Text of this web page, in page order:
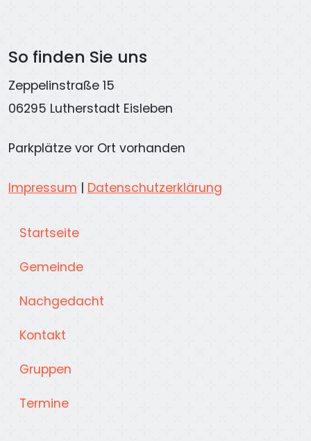
So finden Sie uns
Zeppelinstraße 15
06295 Lutherstadt Eisleben
Parkplätze vor Ort vorhanden
Impressum | Datenschutzerklärung
Startseite
Gemeinde
Nachgedacht
Kontakt
Gruppen
Termine